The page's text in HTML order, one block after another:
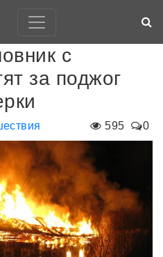
с
за поджог
595 0